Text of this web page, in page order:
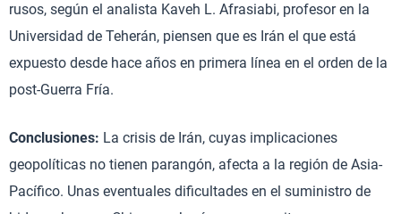
rusos, según el analista Kaveh L. Afrasiabi, profesor en la
Universidad de Teherán, piensen que es Irán el que está
expuesto desde hace años en primera línea en el orden de la
post-Guerra Fría.
Conclusiones: La crisis de Irán, cuyas implicaciones
geopolíticas no tienen parangón, afecta a la región de Asia-
Pacífico. Unas eventuales dificultades en el suministro de